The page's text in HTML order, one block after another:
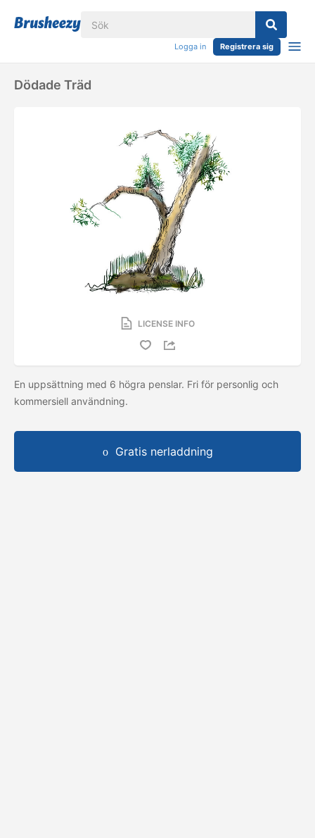
Logga in Registrera sig
Dödade Träd
LICENSE INFO
En uppsättning med 6 högra penslar. Fri för personlig och
kommersiell användning.
Gratis nerladdning